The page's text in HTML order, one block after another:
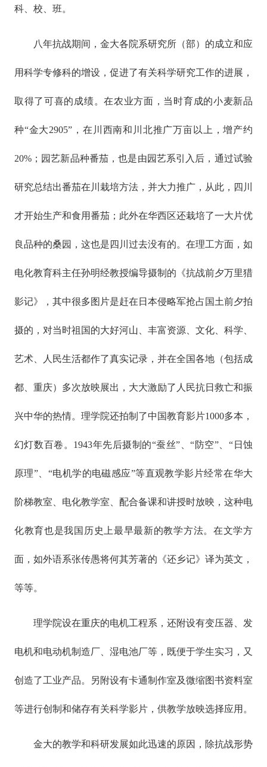
科、校、班。
八年抗战期间，金大各院系研究所（部）的成立和应
用科学专修科的增设，促进了有关科学研究工作的进展，
取得了可喜的成绩。在农业方面，当时育成的小麦新品
种“金大2905”，在川西南和川北推广万亩以上，增产约
20%；园艺新品种番茄，也是由园艺系引入后，通过试验
研究总结出番茄在川栽培方法，并大力推广，从此，四川
才开始生产和食用番茄；此外在华西区还栽培了一大片优
良品种的桑园，这也是四川过去没有的。在理工方面，如
电化教育科主任孙明经教授编导摄制的《抗战前夕万里猎
影记》，其中很多图片是赶在日本侵略军抢占国土前夕拍
摄的，对当时祖国的大好河山、丰富资源、文化、科学、
艺术、人民生活都作了真实记录，并在全国各地（包括成
都、重庆）多次放映展出，大大激励了人民抗日救亡和振
兴中华的热情。理学院还拍制了中国教育影片1000多本，
幻灯数百卷。1943年先后摄制的“蚕丝”、“防空”、“日蚀
原理”、“电机学的电磁感应”等直观教学影片经常在华大
阶梯教室、电化教学室、配合备课和讲授时放映，这种电
化教育也是我国历史上最早最新的教学方法。在文学方
面，如外语系张传愚将何其芳著的《还乡记》译为英文，
等等。
理学院设在重庆的电机工程系，还附设有变压器、发
电机和电动机制造厂、湿电池厂等，既便于学生实习，又
创造了工业产品。另附设有卡通制作室及微缩图书资料室
等进行创制和储存有关科学影片，供教学放映选择应用。
金大的教学和科研发展如此迅速的原因，除抗战形势